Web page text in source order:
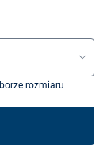
rozmiaru